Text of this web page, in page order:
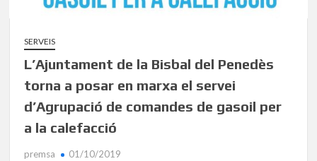
SERVEIS
L’Ajuntament de la Bisbal del Penedès
torna a posar en marxa el servei
d’Agrupació de comandes de gasoil per
a la calefacció
premsa 01/10/2019